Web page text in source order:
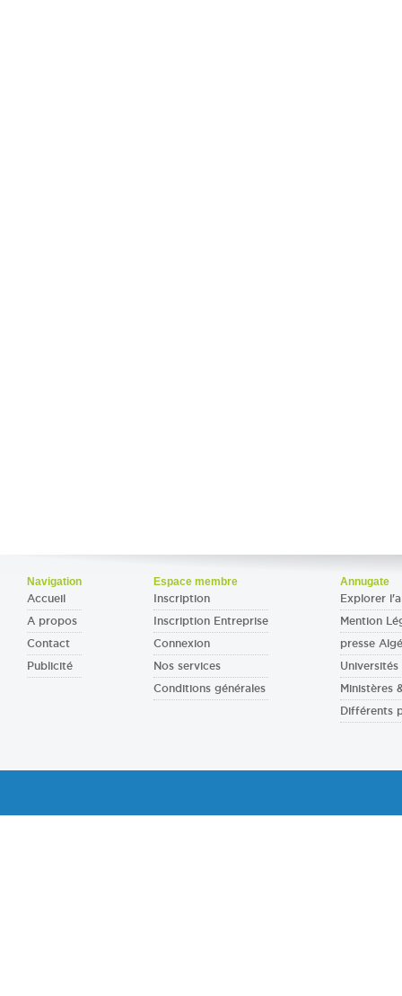
Navigation
Accueil
A propos
Contact
Publicité
Espace membre
Inscription
Inscription Entreprise
Connexion
Nos services
Conditions générales
Annugate
Explorer
Mention
presse
Ministères
Différents